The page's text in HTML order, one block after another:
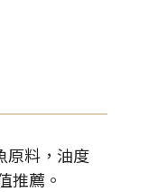
原料，油度
推薦。